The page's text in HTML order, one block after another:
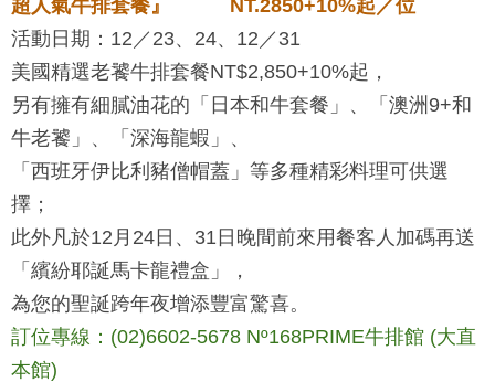
超人氣牛排套餐』 NT.2850+10%起／位
活動日期：12／23、24、12／31
美國精選老饕牛排套餐NT$2,850+10%起，
另有擁有細膩油花的「日本和牛套餐」、「澳洲9+和
牛老饕」、「深海龍蝦」、
「西班牙伊比利豬僧帽蓋」等多種精彩料理可供選
擇；
此外凡於12月24日、31日晚間前來用餐客人加碼再送
「繽紛耶誕馬卡龍禮盒」，
為您的聖誕跨年夜增添豐富驚喜。
訂位專線：(02)6602-5678 Nº168PRIME牛排館 (大直
本館)